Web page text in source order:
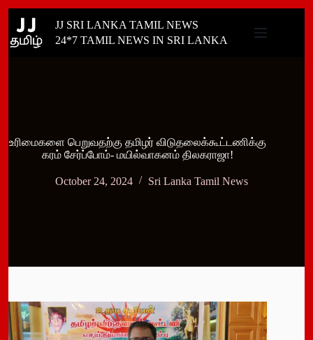
content
JJ SRI LANKA TAMIL NEWS
24*7 TAMIL NEWS IN SRI LANKA
உரிமைகளை பெறுவதற்கு தமிழர் விடுதலைக்கூட்டணிக்கு
கரம் சேர்ப்போம்- மயில்வாகனம் திலகராஜா!
October 24, 2024 Sri Lanka Tamil News